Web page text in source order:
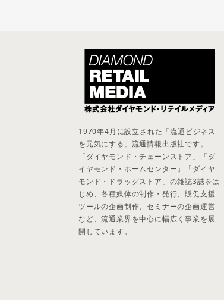
1970年4月に設立された「流通ビジネス
を元気にする」流通情報出版社です。
「ダイヤモンド・チェーンストア」「ダ
イヤモンド・ホームセンター」「ダイヤ
モンド・ドラッグストア」の雑誌3誌をは
じめ、各種媒体の制作・発行、販促支援
ツールの企画制作、セミナーの企画運営
など、流通業界を中心に幅広く事業を展
開しています。